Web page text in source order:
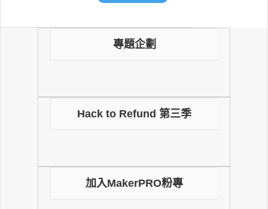
專題企劃
Hack to Refund 第三季
加入MakerPRO粉專